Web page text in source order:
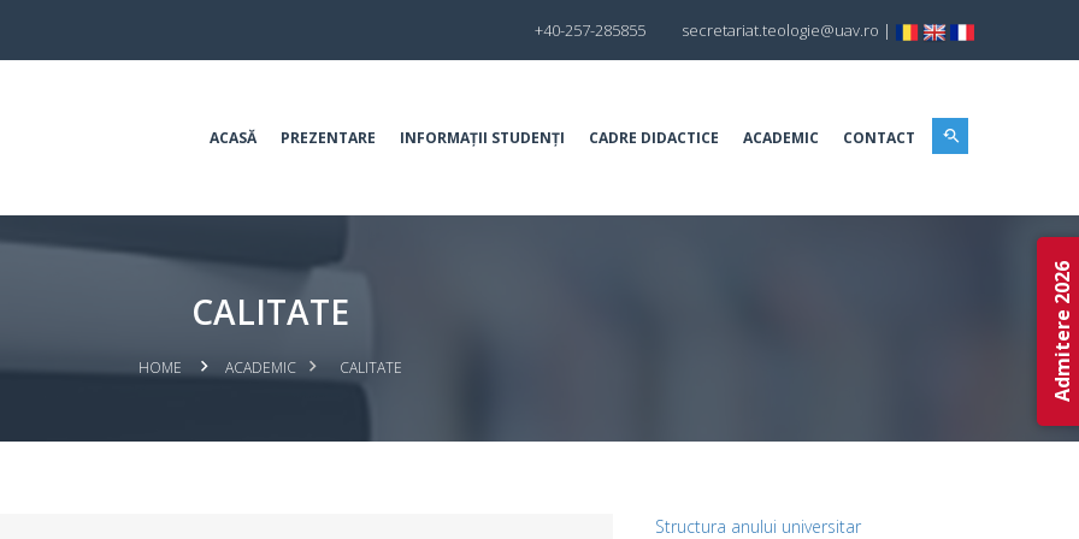
+40-257-285855 secretariat.teologie@uav.ro |
ACASĂ PREZENTARE INFORMAȚII STUDENȚI CADRE DIDACTICE ACADEMIC CONTACT
CALITATE
HOME ACADEMIC CALITATE
Structura anului universitar
Admitere 2026